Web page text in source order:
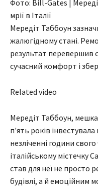
Фото: Bill-Gates |
мрії в Італії
Мередіт Таббоун
жалюгідному стані.
результат перевершив
сучасний комфорт і
Related video
Мередіт Таббоун,
п'ять років
незліченні години
італійському містечку
став для неї не просто
будівлі, а й емоційним